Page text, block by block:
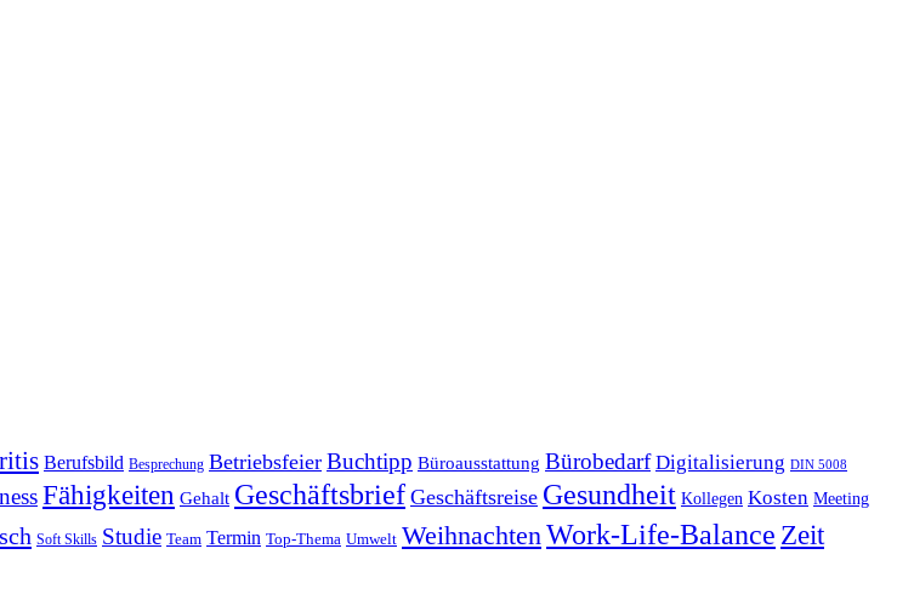
Berufsbild Besprechung Betriebsfeier Buchtipp Büroausstattung Bürobedarf Digitalisierung DIN 5008
Fähigkeiten Gehalt Geschäftsbrief Geschäftsreise Gesundheit Kollegen Kosten Meeting
Soft Skills Studie Team Termin Top-Thema Umwelt Weihnachten Work-Life-Balance Zeit